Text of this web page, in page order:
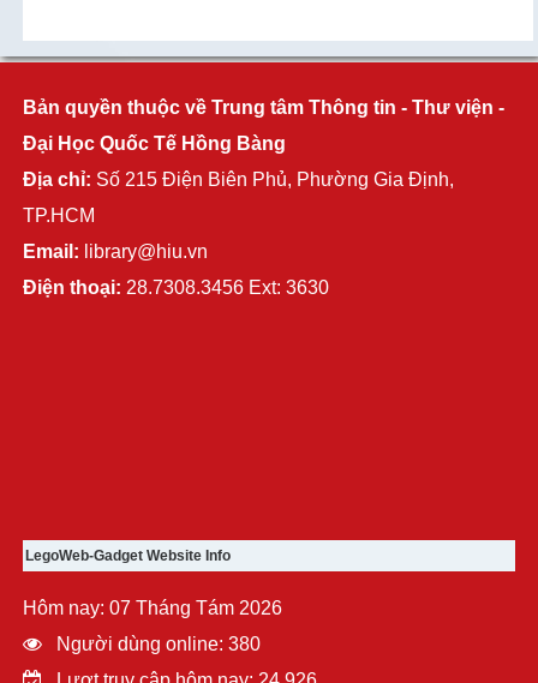
Bản quyền thuộc về Trung tâm Thông tin - Thư viện -
Đại Học Quốc Tế Hồng Bàng
Địa chỉ: Số 215 Điện Biên Phủ, Phường Gia Định,
TP.HCM
Email: library@hiu.vn
Điện thoại: 28.7308.3456 Ext: 3630
LegoWeb-Gadget Website Info
Hôm nay: 07 Tháng Tám 2026
Người dùng online: 380